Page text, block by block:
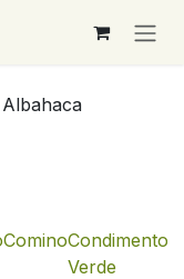
Albahaca
CominoCondimento
Verde